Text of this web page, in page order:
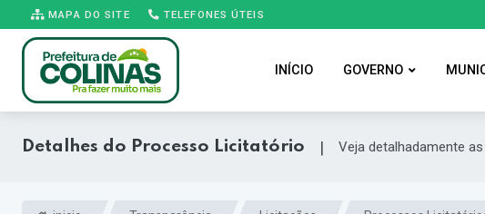
MAPA DO SITE TELEFONES ÚTEIS
INÍCIO GOVERNO
Detalhes do Processo Licitatório | Veja detalhadamente